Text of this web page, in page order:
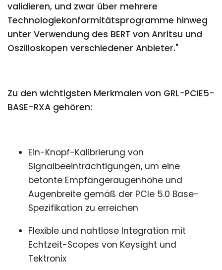
validieren, und zwar über mehrere
Technologiekonformitätsprogramme hinweg
unter Verwendung des BERT von Anritsu und
Oszilloskopen verschiedener Anbieter."
Zu den wichtigsten Merkmalen von GRL-PCIE5-
BASE-RXA gehören:
Ein-Knopf-Kalibrierung von
Signalbeeinträchtigungen, um eine
betonte Empfängeraugenhöhe und
Augenbreite gemäß der PCIe 5.0 Base-
Spezifikation zu erreichen
Flexible und nahtlose Integration mit
Echtzeit-Scopes von Keysight und
Tektronix